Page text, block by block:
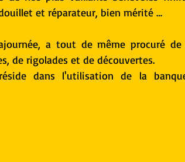
et réparateur, bien mérité …
a tout de même procuré
de rigolades et de découvertes.
dans l'utilisation de la